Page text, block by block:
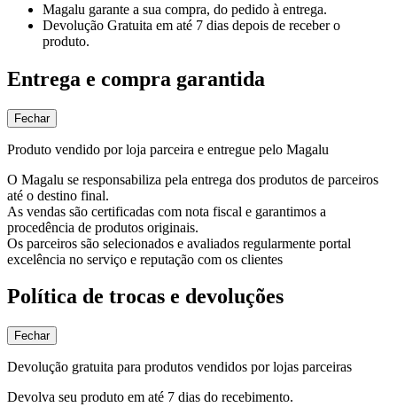
Magalu garante a sua compra, do pedido à entrega.
Devolução Gratuita em até 7 dias depois de receber o
produto.
Entrega e compra garantida
Fechar
Produto vendido por loja parceira e entregue pelo Magalu
O Magalu se responsabiliza pela entrega dos produtos de parceiros
até o destino final.
As vendas são certificadas com nota fiscal e garantimos a
procedência de produtos originais.
Os parceiros são selecionados e avaliados regularmente portal
excelência no serviço e reputação com os clientes
Política de trocas e devoluções
Fechar
Devolução gratuita para produtos vendidos por lojas parceiras
Devolva seu produto em até 7 dias do recebimento.